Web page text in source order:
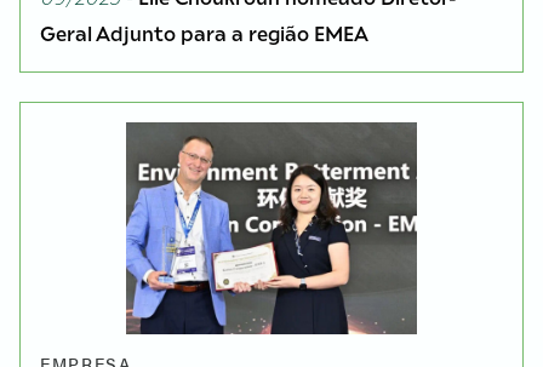
Geral Adjunto para a região EMEA